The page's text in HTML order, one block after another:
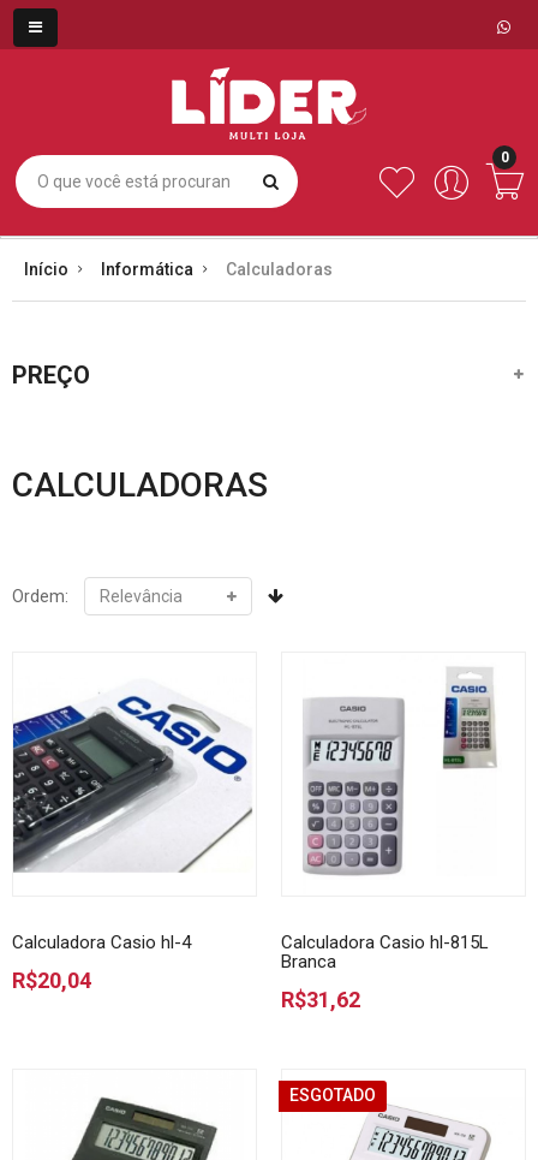
0
Início Informática Calculadoras
PREÇO
CALCULADORAS
Ordem:
Calculadora Casio hl-4
R$20,04
Calculadora Casio hl-815L
Branca
R$31,62
ESGOTADO